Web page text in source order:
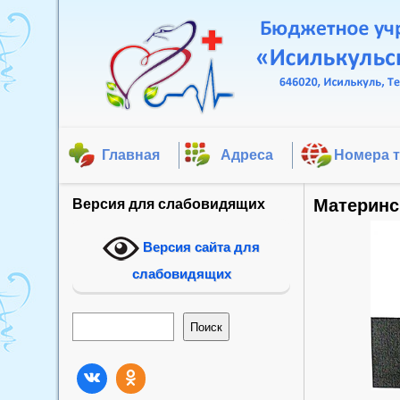
Главная Адреса Номера
Версия для слабовидящих
Версия сайта для
слабовидящих
Поиск